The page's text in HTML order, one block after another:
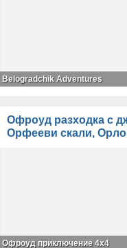
Belogradchik Adventures
Офроуд разходка с
Орфееви скали,
Офроуд приключение 4x4